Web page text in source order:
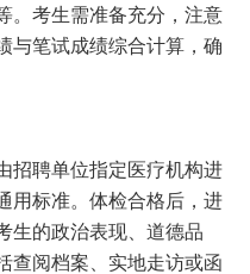
。考生需准备充分，注意
与笔试成绩综合计算，确
招聘单位指定医疗机构进
用标准。体检合格后，进
生的政治表现、道德品
查阅档案、实地走访或函